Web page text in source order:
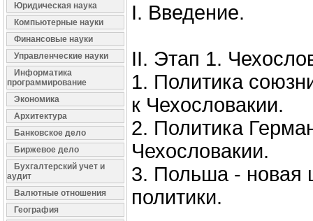
Юридическая наука
Компьютерные науки
Финансовые науки
Управленческие науки
Информатика
программирование
Экономика
Архитектура
Банковское дело
Биржевое дело
Бухгалтерский учет и
аудит
Валютные отношения
География
I. Введение.
II. Этап 1.
1. Политика
к Чехословакии.
2. Политика
Чехословакии.
3. Польша - новая
политики.